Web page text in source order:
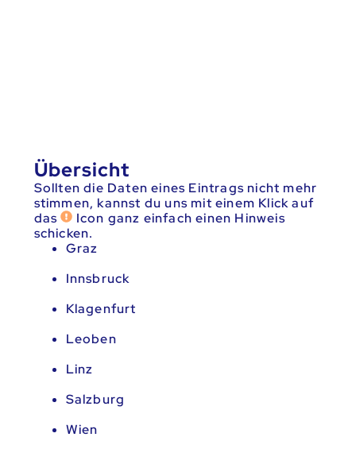
Übersicht
Sollten die Daten eines Eintrags nicht mehr
stimmen, kannst du uns mit einem Klick auf
das
Icon ganz einfach einen Hinweis
schicken.
Graz
Innsbruck
Klagenfurt
Leoben
Linz
Salzburg
Wien